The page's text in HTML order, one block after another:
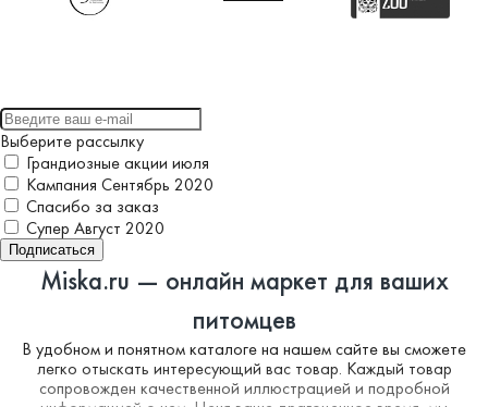
Выберите рассылку
Грандиозные акции июля
Кампания Сентябрь 2020
Спасибо за заказ
Супер Август 2020
Подписаться
Miska.ru — онлайн маркет для ваших
питомцев
В удобном и понятном каталоге на нашем сайте вы сможете
легко отыскать интересующий вас товар. Каждый товар
сопровожден качественной иллюстрацией и подробной